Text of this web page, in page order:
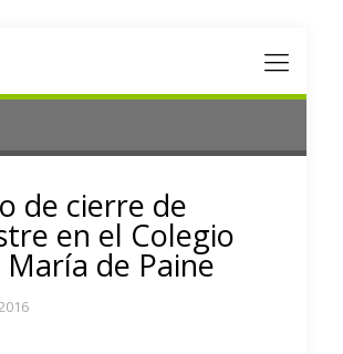
de cierre de
en el Colegio
María de Paine